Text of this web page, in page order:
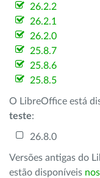
26.2.2
26.2.1
26.2.0
25.8.7
25.8.6
25.8.5
O LibreOffice está
teste:
26.8.0
Versões antigas do
estão disponíveis